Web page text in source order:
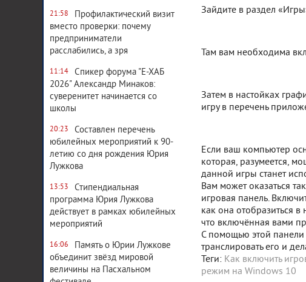
21:58
Профилактический визит
вместо проверки: почему
предприниматели
расслабились, а зря
11:14
Спикер форума "Е-ХАБ
2026" Александр Минаков:
суверенитет начинается со
школы
20:23
Составлен перечень
юбилейных мероприятий к 90-
летию со дня рождения Юрия
Лужкова
13:53
Стипендиальная
программа Юрия Лужкова
действует в рамках юбилейных
мероприятий
16:06
Память о Юрии Лужкове
объединит звёзд мировой
величины на Пасхальном
Зайдите в раздел
Там вам необходима
Затем в настойках
игру в перечень
Если ваш компьютер
которая, разумеется,
данной игры станет
Вам может оказаться
игровая панель.
как она отобразиться
что включённая вами
С помощью этой панели
транслировать его и
Теги: Как включить
режим на Windows 10